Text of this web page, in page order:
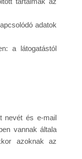
adatok
a látogatástól
nevét és e-mail
vannak általa
azoknak az